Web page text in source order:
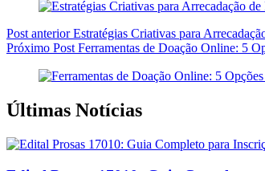
Post anteriorEstratégias Criativas para
Próximo Post Ferramentas de Doação Online: 5
Últimas Notícias